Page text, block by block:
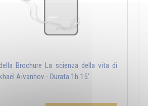
Brochure La scienza della vita di
Aïvanhov - Durata 1h 15'